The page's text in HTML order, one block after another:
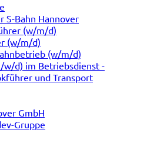
S-Bahn Hannover
(w/m/d)
(w/m/d)
(w/m/d)
w/d) im Betriebsdienst -
und Transport
GmbH
Gruppe